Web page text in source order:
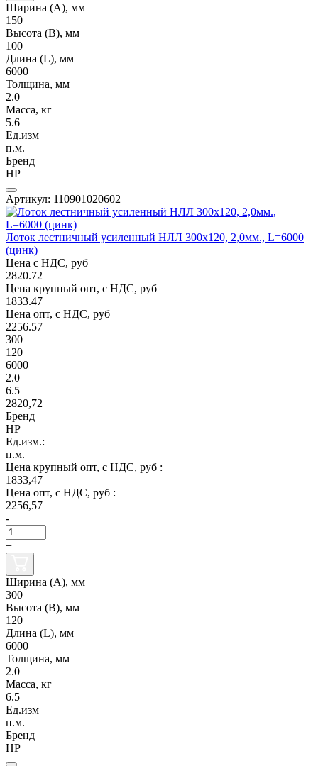
Ширина (А), мм
150
Высота (В), мм
100
Длина (L), мм
6000
Толщина, мм
2.0
Масса, кг
5.6
Ед.изм
п.м.
Бренд
НР
Артикул: 110901020602
Лоток лестничный усиленный НЛЛ 300х120, 2,0мм., L=6000
(цинк)
Цена с НДС, руб
2820.72
Цена крупный опт, с НДС, руб
1833.47
Цена опт, с НДС, руб
2256.57
300
120
6000
2.0
6.5
2820,72
Бренд
НР
Ед.изм.:
п.м.
Цена крупный опт, с НДС, руб :
1833,47
Цена опт, с НДС, руб :
2256,57
-
+
Ширина (А), мм
300
Высота (В), мм
120
Длина (L), мм
6000
Толщина, мм
2.0
Масса, кг
6.5
Ед.изм
п.м.
Бренд
НР